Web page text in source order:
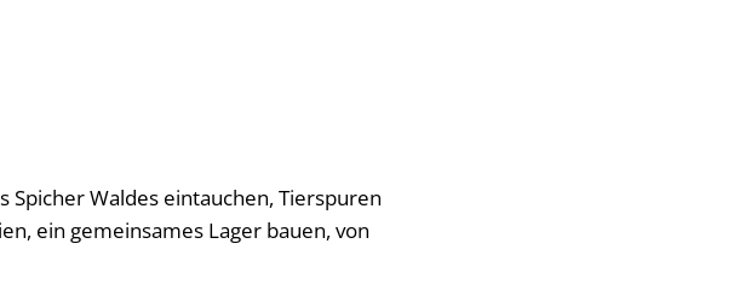
Waldes eintauchen, Tierspuren
ein gemeinsames Lager bauen, von